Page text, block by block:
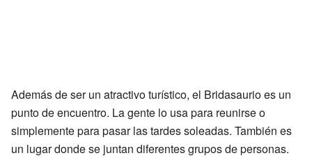
Además de ser un atractivo turístico, el Bridasaurio es un
punto de encuentro. La gente lo usa para reunirse o
simplemente para pasar las tardes soleadas. También es
un lugar donde se juntan diferentes grupos de personas.